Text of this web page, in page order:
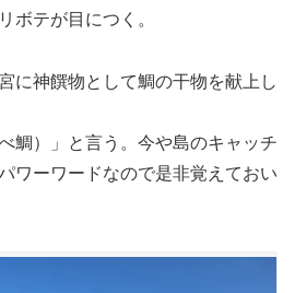
ボテが目につく。
に神饌物として鯛の干物を献上し
鯛）」と言う。今や島のキャッチ
ワーワードなので是非覚えておい